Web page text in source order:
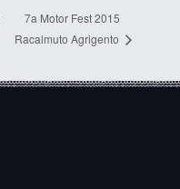
7a Motor Fest 2015
Racalmuto Agrigento